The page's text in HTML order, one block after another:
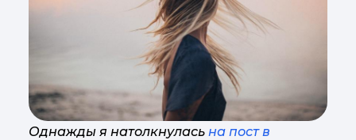
Однажды я натолкнулась на пост в